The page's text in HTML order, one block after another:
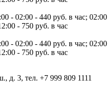
- 02:00 - 440 руб. в час; 02:00
- 750 руб. в час
- 02:00 - 440 руб. в час; 02:00
- 750 руб. в час
д. 3, тел. +7 999 809 1111